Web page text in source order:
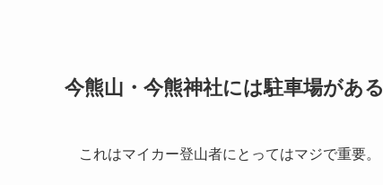
今熊山・今熊神社には駐車場がある
これはマイカー登山者にとってはマジで重要。